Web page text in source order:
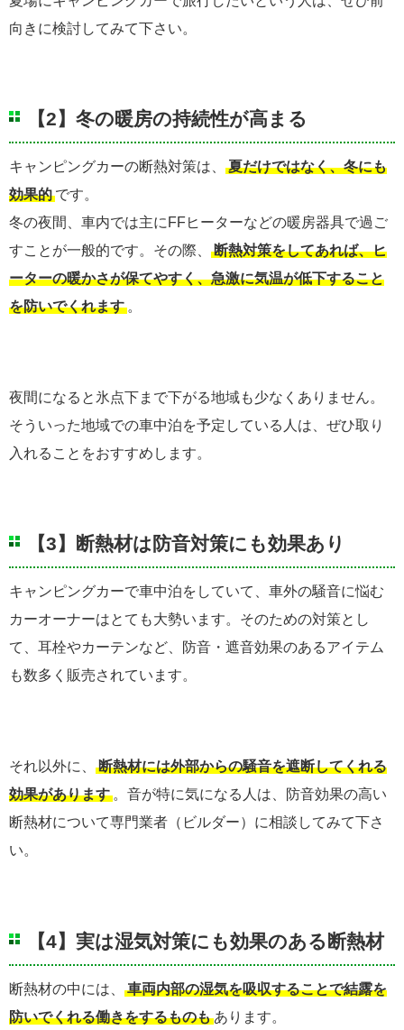
向きに検討してみて下さい。
【2】冬の暖房の持続性が高まる
キャンピングカーの断熱対策は、
夏だけではなく、冬にも
効果的 です。
冬の夜間、車内では主にFFヒーターなどの暖房器具で過ご
すことが一般的です。その際、
断熱対策をしてあれば、ヒ
ーターの暖かさが保てやすく、急激に気温が低下すること
を防いでくれます 。
夜間になると氷点下まで下がる地域も少なくありません。
そういった地域での車中泊を予定している人は、ぜひ取り
入れることをおすすめします。
【3】断熱材は防音対策にも効果あり
キャンピングカーで車中泊をしていて、車外の騒音に悩む
カーオーナーはとても大勢います。そのための対策とし
て、耳栓やカーテンなど、防音・遮音効果のあるアイテム
も数多く販売されています。
それ以外に、
断熱材には外部からの騒音を遮断してくれる
効果があります 。音が特に気になる人は、防音効果の高い
断熱材について専門業者（ビルダー）に相談してみて下さ
い。
【4】実は湿気対策にも効果のある断熱材
断熱材の中には、
車両内部の湿気を吸収することで結露を
防いでくれる働きをするものも あります。